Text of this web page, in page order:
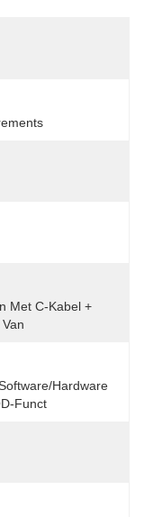
Met C-Kabel +
hardware
Funct